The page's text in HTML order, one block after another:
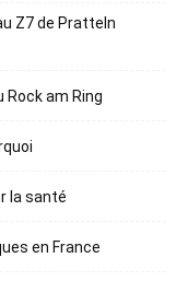
Z7 de Pratteln
am Ring
la santé
en France